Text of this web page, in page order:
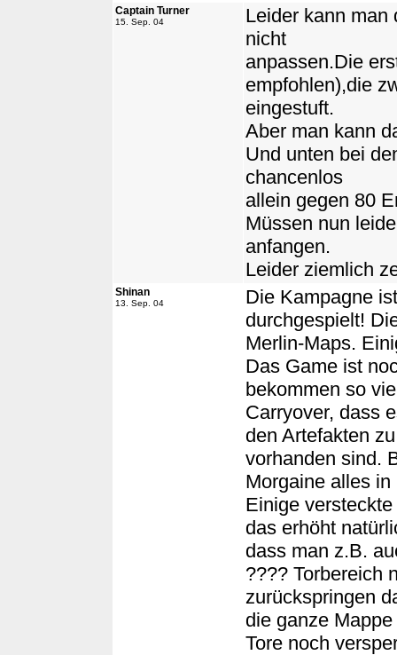
Captain Turner
15. Sep. 04
Leider kann man
nicht
anpassen.Die
empfohlen),die
eingestuft.
Aber man kann
Und unten bei
chancenlos
allein gegen 80
Müssen nun
anfangen.
Leider ziemlich
Shinan
13. Sep. 04
Die Kampagne
durchgespielt!
Merlin-Maps.
Das Game ist
bekommen so
Carryover, dass
den Artefakten
vorhanden sind.
Morgaine alles
Einige
das erhöht
dass man z.B.
???? Torbereich
zurückspringen
die ganze
Tore noch